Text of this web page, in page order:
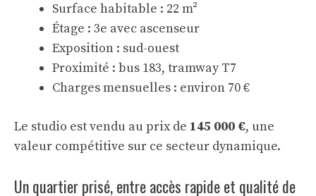
Surface habitable : 22 m²
Étage : 3e avec ascenseur
Exposition : sud-ouest
Proximité : bus 183, tramway T7
Charges mensuelles : environ 70 €
Le studio est vendu au prix de 145 000 €, une
valeur compétitive sur ce secteur dynamique.
Un quartier prisé, entre accès rapide et qualité de